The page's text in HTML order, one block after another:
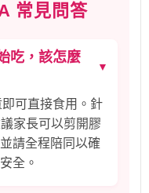
常見問答
吃，該怎麼
▼
可直接食用。針
家長可以剪開膠
請全程陪同以確
全。